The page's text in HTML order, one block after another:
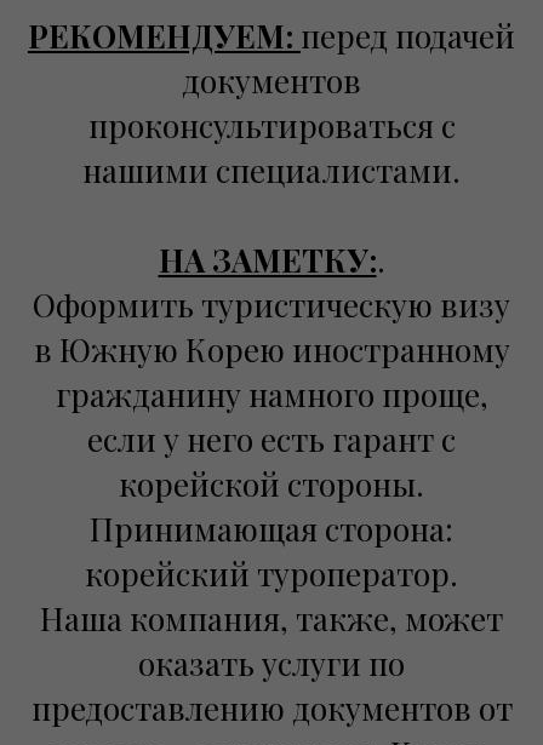
РЕКОМЕНДУЕМ: перед подачей
документов
проконсультироваться с
нашими специалистами.
НА ЗАМЕТКУ:.
Оформить туристическую визу
в Южную Корею иностранному
гражданину намного проще,
если у него есть гарант с
корейской стороны.
Принимающая сторона:
корейский туроператор.
Наша компания, также, может
оказать услуги по
предоставлению документов от